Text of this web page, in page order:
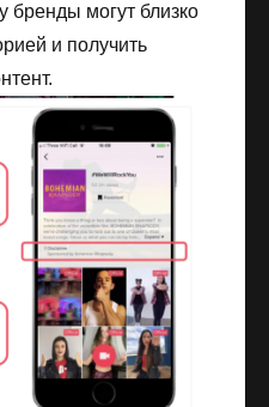
бренды могут близко
и получить